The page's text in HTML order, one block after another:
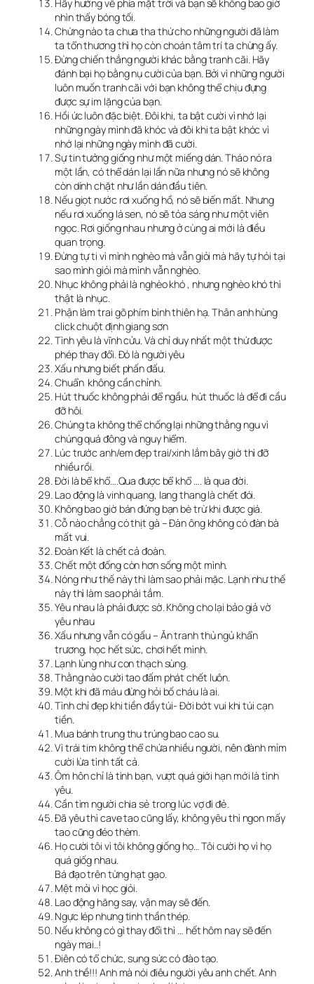
Hãy hướng về phía mặt trời và bạn sẽ không bao giờ
nhìn thấy bóng tối.
Chừng nào ta chưa tha thứ cho những người đã làm
ta tổn thương thì họ còn choán tâm trí ta chừng ấy.
Đừng chiến thắng người khác bằng tranh cãi. Hãy
đánh bại họ bằng nụ cười của bạn. Bởi vì những người
luôn muốn tranh cãi với bạn không thể chịu đựng
được sự im lặng của bạn.
Hồi ức luôn đặc biệt. Đôi khi, ta bật cười vì nhớ lại
những ngày mình đã khóc và đôi khi ta bật khóc vì
nhớ lại những ngày mình đã cười.
Sự tin tưởng giống như một miếng dán. Tháo nó ra
một lần, có thể dán lại lần nữa nhưng nó sẽ không
còn dính chặt như lần dán đầu tiên.
Nếu giọt nước rơi xuống hồ, nó sẽ biến mất. Nhưng
nếu rơi xuống lá sen, nó sẽ tỏa sáng như một viên
ngọc. Rơi giống nhau nhưng ở cùng ai mới là điều
quan trọng.
Đừng tự ti vì mình nghèo mà vẫn giỏi mà hãy tự hỏi tại
sao mình giỏi mà mình vẫn nghèo.
Nhục không phải là nghèo khó , nhưng nghèo khó thì
thật là nhục.
Phận làm trai gõ phím bình thiên hạ. Thân anh hùng
click chuột định giang sơn
Tình yêu là vĩnh cửu. Và chỉ duy nhất một thứ được
phép thay đổi. Đó là người yêu
Xấu nhưng biết phấn đấu.
Chuẩn không cần chỉnh.
Hút thuốc không phải để ngầu, hút thuốc là để đi cầu
đỡ hôi.
Chúng ta không thể chống lại những thằng ngu vì
chúng quá đông và nguy hiểm.
Lúc trước anh/em đẹp trai/xinh lắm bây giờ thì đỡ
nhiều rồi.
Đời là bể khổ….Qua được bể khổ …. là qua đời.
Lao động là vinh quang, lang thang là chết đói.
Không bao giờ bán đứng bạn bè trừ khi được giá.
Cỗ nào chẳng có thịt gà – Đàn ông không có đàn bà
mất vui.
Đoàn Kết là chết cả đoàn.
Chết một đống còn hơn sống một mình.
Nóng như thế này thì làm sao phải mặc. Lạnh như thế
này thì làm sao phải tắm.
Yêu nhau là phải được sờ. Không cho lại bảo giả vờ
yêu nhau
Xấu nhưng vẫn có gấu – Ăn tranh thủ ngủ khẩn
trương, học hết sức, chơi hết mình.
Lạnh lùng như con thạch sùng.
Thằng nào cười tao đấm phát chết luôn.
Một khi đã máu đừng hỏi bố cháu là ai.
Tình chỉ đẹp khi tiền đầy túi- Đời bớt vui khi túi cạn
tiền.
Mua bánh trung thu trúng bao cao su.
Vì trái tim không thể chứa nhiều người, nên đành mỉm
cười lừa tình tất cả.
Ôm hôn chỉ là tình bạn, vượt quá giới hạn mới là tình
yêu.
Cần tìm người chia sẻ trong lúc vợ đi đẻ.
Đã yêu thì cave tao cũng lấy, không yêu thì ngon mấy
tao cũng đéo thèm.
Họ cười tôi vì tôi không giống họ… Tôi cười họ vì họ
quá giốg nhau.
Bá đạo trên từng hạt gạo.
Mệt mỏi vì học giỏi.
Lao động hăng say, vận may sẽ đến.
Ngực lép nhưng tinh thần thép.
Nếu không có gì thay đổi thì … hết hôm nay sẽ đến
ngày mai..!
Điên có tổ chức, sung sức có đào tạo.
Anh thề!!! Anh mà nói điêu người yêu anh chết. Anh